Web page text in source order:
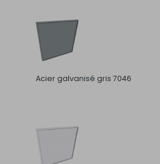
Acier galvanisé gris 7046